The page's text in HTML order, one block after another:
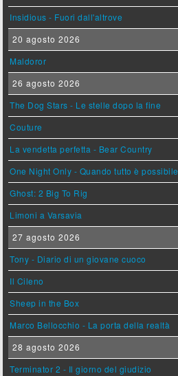
Insidious - Fuori dall'altrove
20 agosto 2026
Maldoror
26 agosto 2026
The Dog Stars - Le stelle dopo la fine
Couture
La vendetta perfetta - Bear Country
One Night Only - Quando tutto è possibile
Ghost: 2 Big To Rig
Limoni a Varsavia
27 agosto 2026
Tony - Diario di un giovane cuoco
Il Cileno
Sheep in the Box
Marco Bellocchio - La porta della realtà
28 agosto 2026
Terminator 2 - Il giorno del giudizio